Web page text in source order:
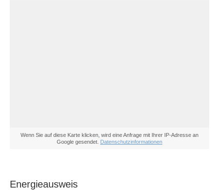
Wenn Sie auf diese Karte klicken, wird eine Anfrage mit Ihrer IP-Adresse an
Google gesendet. Datenschutzinformationen
Energieausweis